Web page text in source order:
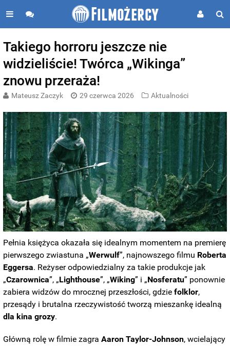
Takiego horroru jeszcze nie
widzieliście! Twórca „Wikinga”
znowu przeraża!
Mateusz Zaczyk 29 czerwca 2026 Aktualności
Pełnia księżyca okazała się idealnym momentem na premierę
pierwszego zwiastuna „Werwulf”, najnowszego filmu Roberta
Eggersa. Reżyser odpowiedzialny za takie produkcje jak
„Czarownica”, „Lighthouse”, „Wiking” i „Nosferatu” ponownie
zabiera widzów do mrocznej przeszłości, gdziefolklor,
przesądy i brutalna rzeczywistość tworzą mieszankę idealną
dla kina grozy.
Główną rolę w filmie zagraAaron Taylor-Johnson, wcielający